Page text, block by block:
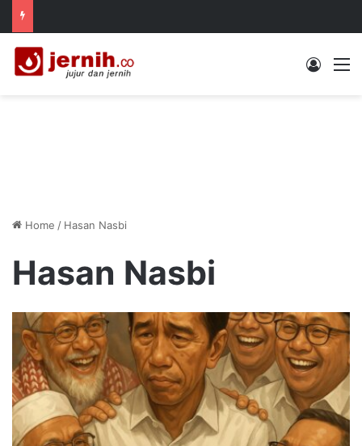
Log In
Home / Hasan Nasbi
Hasan Nasbi